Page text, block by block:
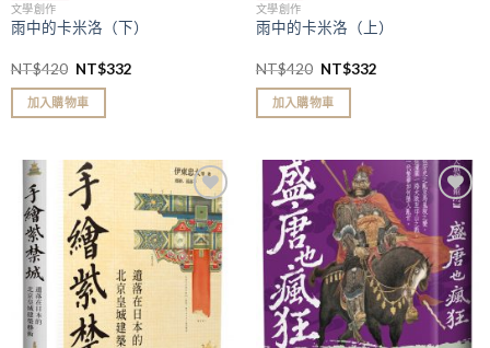
文學創作
雨中的卡米洛（下）
NT$420 NT$332
加入購物車
文學創作
雨中的卡米洛（上）
NT$420 NT$332
加入購物車
加入
「願
望清
單」
「願
望清
單」